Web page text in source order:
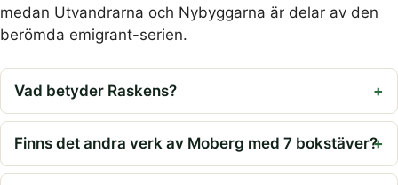
medan Utvandrarna och Nybyggarna är delar av den
berömda emigrant-serien.
Vad betyder Raskens?
Finns det andra verk av Moberg med 7 bokstäver?